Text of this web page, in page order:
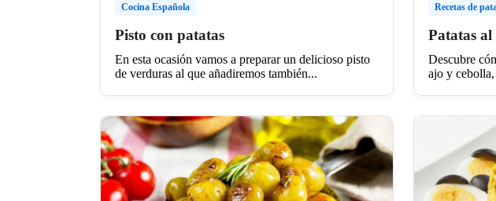
Cocina Española
Pisto con patatas
En esta ocasión vamos a preparar un delicioso pisto
de verduras al que añadiremos también...
Recetas de
Patatas
Descubre
ajo y